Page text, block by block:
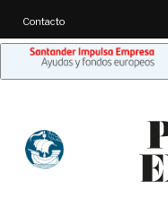
Contacto